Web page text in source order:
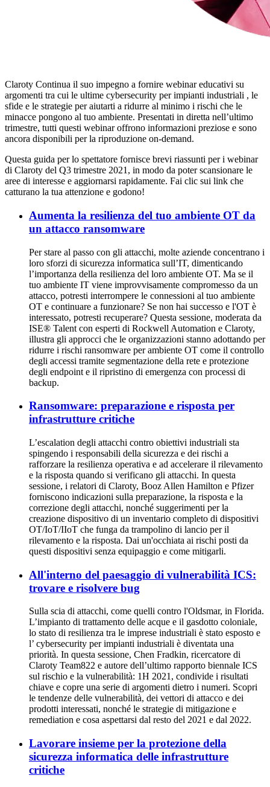
Claroty Continua il suo impegno a fornire webinar educativi su
argomenti tra cui le ultime cybersecurity per impianti industriali , le
sfide e le strategie per aiutarti a ridurre al minimo i rischi che le
minacce pongono al tuo ambiente. Presentati in diretta nell’ultimo
trimestre, tutti questi webinar offrono informazioni preziose e sono
ancora disponibili per la riproduzione on-demand.
Questa guida per lo spettatore fornisce brevi riassunti per i webinar
di Claroty del Q3 trimestre 2021, in modo da poter scansionare le
aree di interesse e aggiornarsi rapidamente. Fai clic sui link che
catturano la tua attenzione e godono!
Aumenta la resilienza del tuo ambiente OT da
un attacco ransomware
Per stare al passo con gli attacchi, molte aziende concentrano i
loro sforzi di sicurezza informatica sull’IT, dimenticando
l’importanza della resilienza del loro ambiente OT. Ma se il
tuo ambiente IT viene improvvisamente compromesso da un
attacco, potresti interrompere le connessioni al tuo ambiente
OT e continuare a funzionare? Se non hai successo e l'OT è
interessato, potresti recuperare? Questa sessione, moderata da
ISE® Talent con esperti di Rockwell Automation e Claroty,
illustra gli approcci che le organizzazioni stanno adottando per
ridurre i rischi ransomware per ambiente OT come il controllo
degli accessi tramite segmentazione della rete e protezione
degli endpoint e il ripristino di emergenza con processi di
backup.
Ransomware: preparazione e risposta per
infrastrutture critiche
L’escalation degli attacchi contro obiettivi industriali sta
spingendo i responsabili della sicurezza e dei rischi a
rafforzare la resilienza operativa e ad accelerare il rilevamento
e la risposta quando si verificano gli attacchi. In questa
sessione, i relatori di Claroty, Booz Allen Hamilton e Pfizer
forniscono indicazioni sulla preparazione, la risposta e la
correzione degli attacchi, nonché suggerimenti per la
creazione dispositivo di un inventario completo di dispositivi
OT/IoT/IIoT che funga da trampolino di lancio per il
rilevamento e la risposta. Dai un'occhiata ai rischi posti da
questi dispositivi senza equipaggio e come mitigarli.
All'interno del paesaggio di vulnerabilità ICS:
trovare e risolvere bug
Sulla scia di attacchi, come quelli contro l'Oldsmar, in Florida.
L’impianto di trattamento delle acque e il gasdotto coloniale,
lo stato di resilienza tra le imprese industriali è stato esposto e
l’ cybersecurity per impianti industriali è diventata una
priorità. In questa sessione, Chen Fradkin, ricercatore di
Claroty Team822 e autore dell’ultimo rapporto biennale ICS
sul rischio e la vulnerabilità: 1H 2021, condivide i risultati
chiave e copre una serie di argomenti dietro i numeri. Scopri
le tendenze delle vulnerabilità, dei vettori di attacco e dei
prodotti interessati, nonché le strategie di mitigazione e
remediation e cosa aspettarsi dal resto del 2021 e dal 2022.
Lavorare insieme per la protezione della
sicurezza informatica delle infrastrutture
critiche